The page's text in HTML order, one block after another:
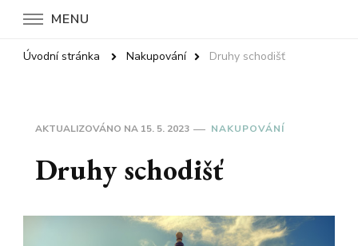
MENU
Úvodní stránka Nakupování Druhy schodišť
AKTUALIZOVÁNO NA 15. 5. 2023 NAKUPOVÁNÍ
Druhy schodišť